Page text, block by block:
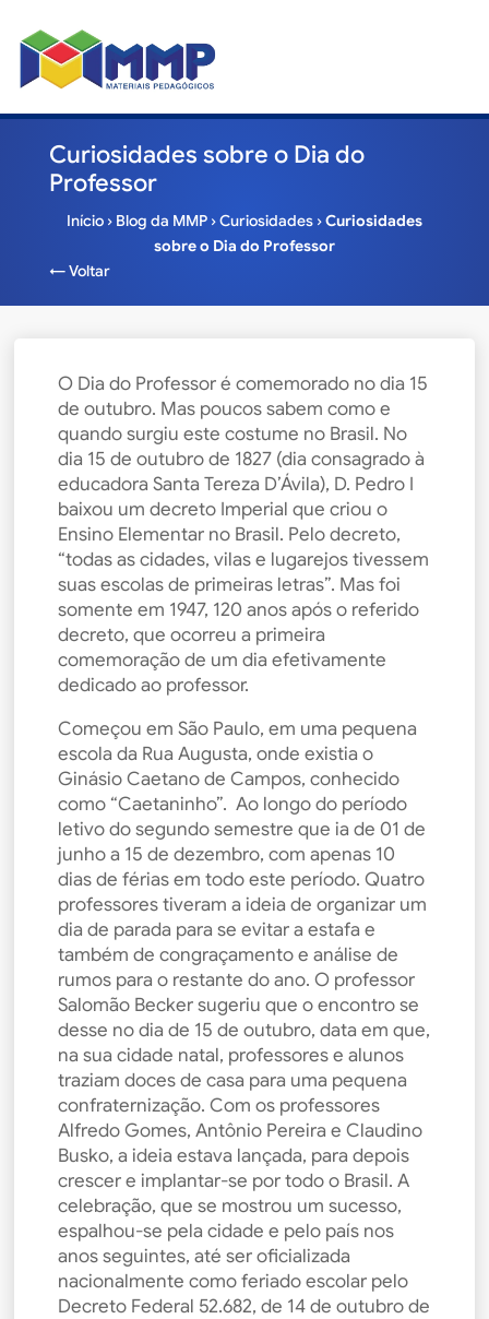
Curiosidades sobre o Dia do
Professor
Início› Blog da MMP›Curiosidades›Curiosidades
sobre o Dia do Professor
← Voltar
O Dia do Professor é comemorado no dia 15
de outubro. Mas poucos sabem como e
quando surgiu este costume no Brasil. No
dia 15 de outubro de 1827 (dia consagrado à
educadora Santa Tereza D’Ávila), D. Pedro I
baixou um decreto Imperial que criou o
Ensino Elementar no Brasil. Pelo decreto,
“todas as cidades, vilas e lugarejos tivessem
suas escolas de primeiras letras”. Mas foi
somente em 1947, 120 anos após o referido
decreto, que ocorreu a primeira
comemoração de um dia efetivamente
dedicado ao professor.
Começou em São Paulo, em uma pequena
escola da Rua Augusta, onde existia o
Ginásio Caetano de Campos, conhecido
como “Caetaninho”. Ao longo do período
letivo do segundo semestre que ia de 01 de
junho a 15 de dezembro, com apenas 10
dias de férias em todo este período. Quatro
professores tiveram a ideia de organizar um
dia de parada para se evitar a estafa e
também de congraçamento e análise de
rumos para o restante do ano. O professor
Salomão Becker sugeriu que o encontro se
desse no dia de 15 de outubro, data em que,
na sua cidade natal, professores e alunos
traziam doces de casa para uma pequena
confraternização. Com os professores
Alfredo Gomes, Antônio Pereira e Claudino
Busko, a ideia estava lançada, para depois
crescer e implantar-se por todo o Brasil. A
celebração, que se mostrou um sucesso,
espalhou-se pela cidade e pelo país nos
anos seguintes, até ser oficializada
nacionalmente como feriado escolar pelo
Decreto Federal 52.682, de 14 de outubro de